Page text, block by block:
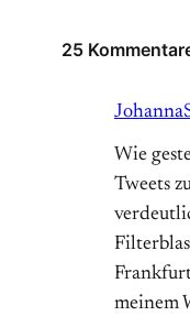
25
Johanna
Wie
Tweets
meinem